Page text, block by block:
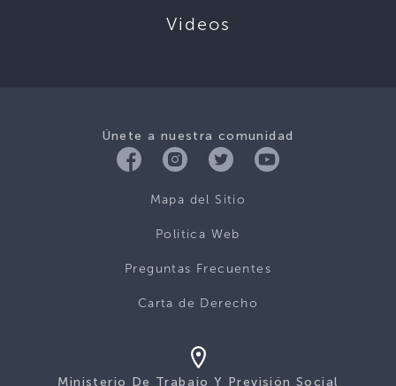
Videos
Únete a nuestra comunidad
Mapa del Sitio
Politica Web
Preguntas Frecuentes
Carta de Derecho
Ministerio De Trabajo Y Previsión Social